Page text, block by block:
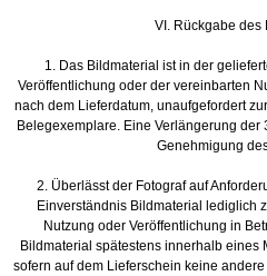
VI. Rückgabe des
1. Das Bildmaterial ist in der
Veröffentlichung oder der vereinbarten
nach dem Lieferdatum, unaufgefordert
Belegexemplare. Eine Verlängerung der
Genehmigung
2. Überlässt der Fotograf auf
Einverständnis Bildmaterial lediglich
Nutzung oder Veröffentlichung in
Bildmaterial spätestens innerhalb eines
sofern auf dem Lieferschein keine